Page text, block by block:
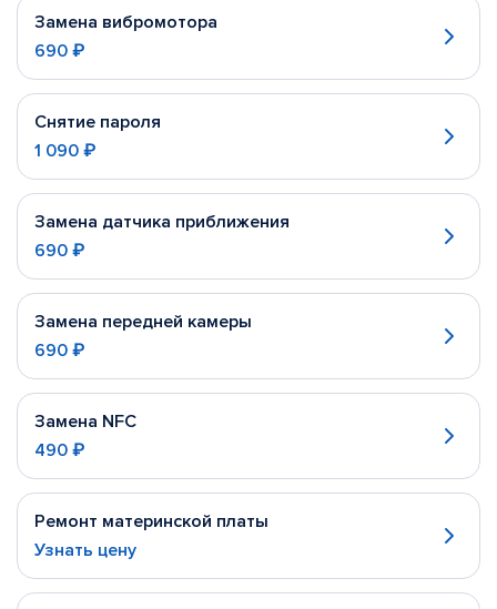
Замена вибромотора
690 ₽
Снятие пароля
1 090 ₽
Замена датчика приближения
690 ₽
Замена передней камеры
690 ₽
Замена NFC
490 ₽
Ремонт материнской платы
Узнать цену